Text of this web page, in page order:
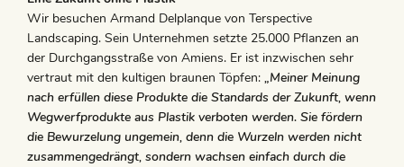
Wir besuchen Armand Delplanque von Terspective
Landscaping. Sein Unternehmen setzte 25.000 Pflanzen an
der Durchgangsstraße von Amiens. Er ist inzwischen sehr
vertraut mit den kultigen braunen Töpfen: „Meiner Meinung
nach erfüllen diese Produkte die Standards der Zukunft, wenn
Wegwerfprodukte aus Plastik verboten werden. Sie fördern
die Bewurzelung ungemein, denn die Wurzeln werden nicht
zusammengedrängt, sondern wachsen einfach durch die